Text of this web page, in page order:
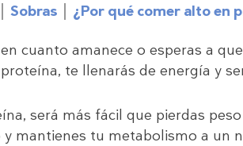
Sobras ¿Por qué comer alto en
cuanto amanece o esperas a
te llenarás de energía y
será más fácil que pierdas
mantienes tu metabolismo a un